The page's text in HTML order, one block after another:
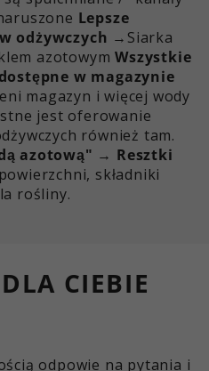
Lepsze
odżywczych →Siarka
azotowymWszystkie
w magazynie
magazyn i więcej wody
jest oferowanie
również tam.
azotową" → Resztki
składniki
rośliny.
CIEBIE
odpowie na pytania i